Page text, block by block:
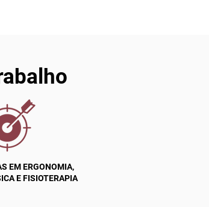
EM ERGONOMIA,
E FISIOTERAPIA